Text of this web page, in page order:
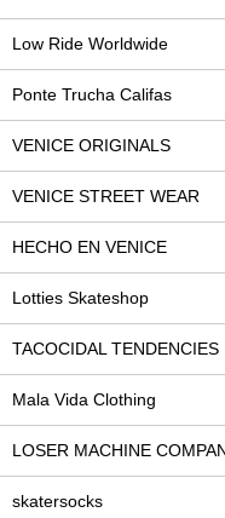
Low Ride Worldwide
Ponte Trucha Califas
VENICE ORIGINALS
VENICE STREET WEAR
HECHO EN VENICE
Lotties Skateshop
TACOCIDAL TENDENCIES
Mala Vida Clothing
LOSER MACHINE
skatersocks